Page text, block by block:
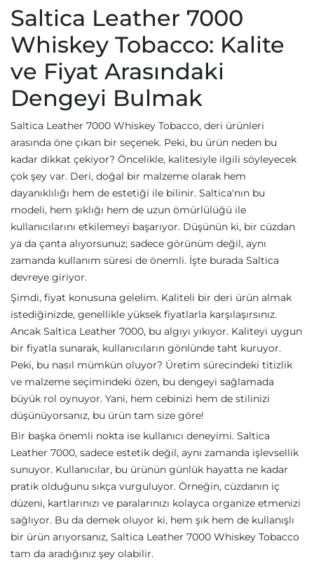
Saltica Leather 7000
Whiskey Tobacco: Kalite
ve Fiyat Arasındaki
Dengeyi Bulmak
Saltica Leather 7000 Whiskey Tobacco, deri ürünleri
arasında öne çıkan bir seçenek. Peki, bu ürün neden bu
kadar dikkat çekiyor? Öncelikle, kalitesiyle ilgili söyleyecek
çok şey var. Deri, doğal bir malzeme olarak hem
dayanıklılığı hem de estetiği ile bilinir. Saltica'nın bu
modeli, hem şıklığı hem de uzun ömürlülüğü ile
kullanıcılarını etkilemeyi başarıyor. Düşünün ki, bir cüzdan
ya da çanta alıyorsunuz; sadece görünüm değil, aynı
zamanda kullanım süresi de önemli. İşte burada Saltica
devreye giriyor.
Şimdi, fiyat konusuna gelelim. Kaliteli bir deri ürün almak
istediğinizde, genellikle yüksek fiyatlarla karşılaşırsınız.
Ancak Saltica Leather 7000, bu algıyı yıkıyor. Kaliteyi uygun
bir fiyatla sunarak, kullanıcıların gönlünde taht kuruyor.
Peki, bu nasıl mümkün oluyor? Üretim sürecindeki titizlik
ve malzeme seçimindeki özen, bu dengeyi sağlamada
büyük rol oynuyor. Yani, hem cebinizi hem de stilinizi
düşünüyorsanız, bu ürün tam size göre!
Bir başka önemli nokta ise kullanıcı deneyimi. Saltica
Leather 7000, sadece estetik değil, aynı zamanda işlevsellik
sunuyor. Kullanıcılar, bu ürünün günlük hayatta ne kadar
pratik olduğunu sıkça vurguluyor. Örneğin, cüzdanın iç
düzeni, kartlarınızı ve paralarınızı kolayca organize etmenizi
sağlıyor. Bu da demek oluyor ki, hem şık hem de kullanışlı
bir ürün arıyorsanız, Saltica Leather 7000 Whiskey Tobacco
tam da aradığınız şey olabilir.